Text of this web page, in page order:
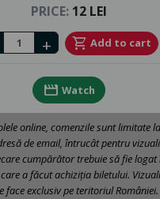
PRICE: 12 LEI
Number of tickets
add shopping_cart Add to cart
movie Watch
online, comenzile sunt limitate
de email, întrucât pentru
cumpărător trebuie să fie logat
a făcut achiziția biletului.
face exclusiv pe teritoriul României.